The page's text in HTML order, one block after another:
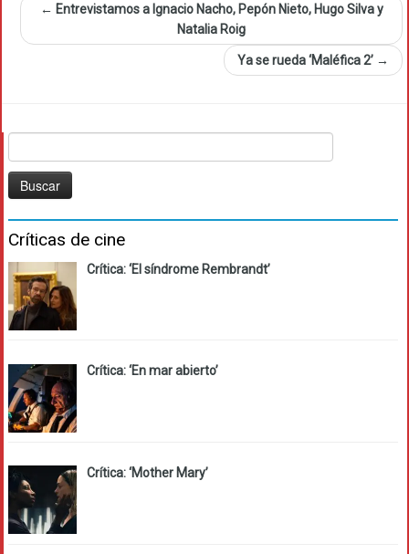
← Entrevistamos a Ignacio Nacho, Pepón Nieto, Hugo Silva y
Natalia Roig
Ya se rueda ‘Maléfica 2’ →
Críticas de cine
Crítica: ‘El síndrome Rembrandt’
Crítica: ‘En mar abierto’
Crítica: ‘Mother Mary’